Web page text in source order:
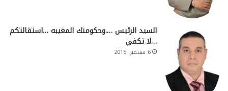
السيد الرئيس ….وحكومتك المغيبه …استقالتكم
…لا تكفي
6 سبتمبر، 2015